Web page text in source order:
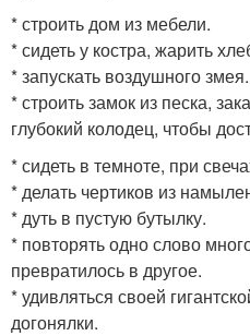
* строить дом из мебели.
* сидеть у костра, жарить
* запускать воздушного змея.
* строить замок из песка,
глубокий колодец, чтобы
* сидеть в темноте, при
* делать чертиков из
* дуть в пустую бутылку.
* повторять одно слово
превратилось в другое.
* удивляться своей
догонялки.